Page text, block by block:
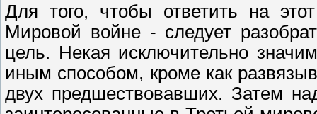
Для того, чтобы ответить на
Мировой войне - следует
цель. Некая исключительно
иным способом, кроме как
двух предшествовавших. Затем